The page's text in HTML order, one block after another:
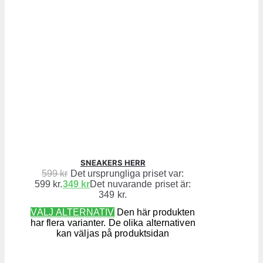
SNEAKERS HERR
599kr Det ursprungliga priset var:
599 kr.349 krDet nuvarande priset är:
349 kr.
VÄLJ ALTERNATIV Den här produkten
har flera varianter. De olika alternativen
kan väljas på produktsidan